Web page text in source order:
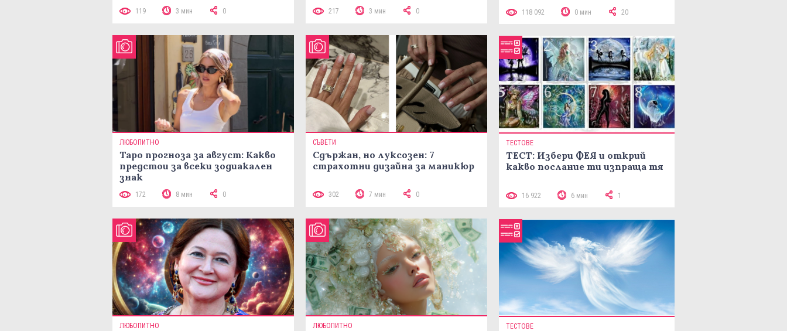
119 3 мин 0 217 3 мин 0
ЛЮБОПИТНО
Таро прогноза за август: Какво
предстои за всеки зодиакален
знак
172 8 мин 0
СЪВЕТИ
Сдържан, но луксозен: 7
страхотни дизайна за маникюр
302 7 мин 0
ЛЮБОПИТНО ЛЮБОПИТНО
118 092 0 мин 20
ТЕСТОВЕ
ТЕСТ: Избери ФЕЯ и открий
какво послание ти изпраща тя
16 922 6 мин 1
ТЕСТОВЕ